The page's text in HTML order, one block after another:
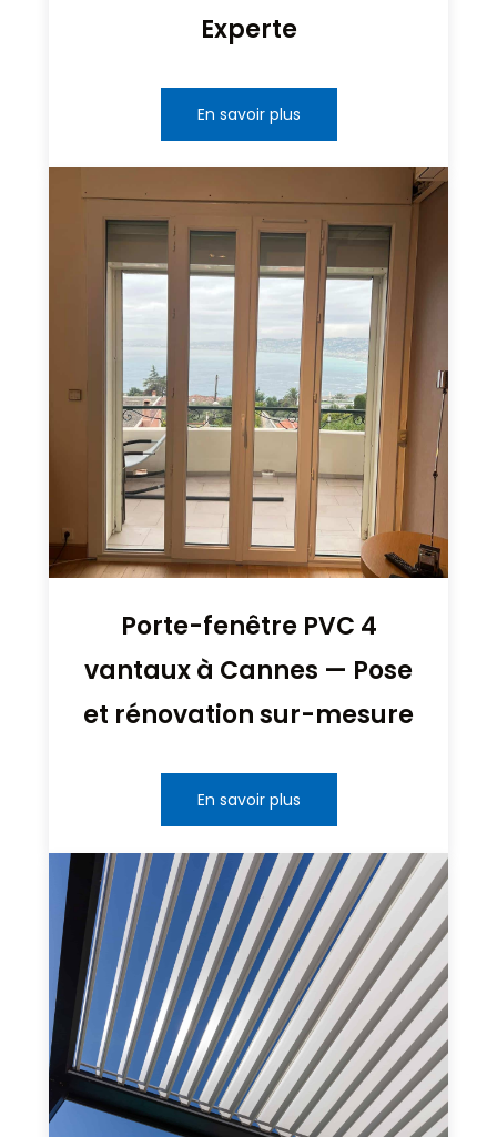
Experte
En savoir plus
Porte-fenêtre PVC 4
vantaux à Cannes — Pose
et rénovation sur-mesure
En savoir plus